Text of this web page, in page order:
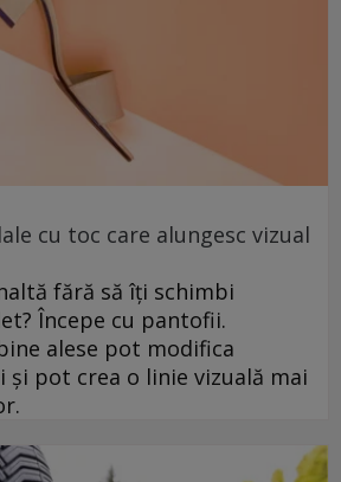
cu toc care alungesc vizual
fără să îți schimbi
Începe cu pantofii.
alese pot modifica
pot crea o linie vizuală mai